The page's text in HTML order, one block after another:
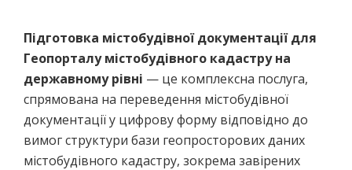
Підготовка містобудівної документації для
Геопорталу містобудівного кадастру на
державному рівні — це комплексна послуга,
спрямована на переведення містобудівної
документації у цифрову форму відповідно до
вимог структури бази геопросторових даних
містобудівного кадастру, зокрема завірених